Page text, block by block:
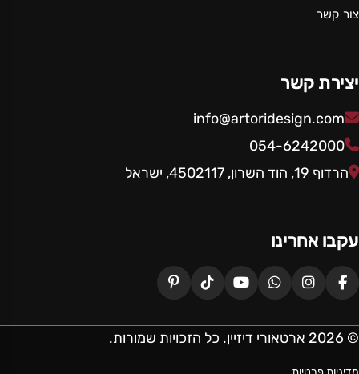
צור קשר
יצירת קשר
info@artoridesign.com
054-6242000
הרדוף 19, הוד השרון, 4502117, ישראל
עקבו אחרינו
© 2026 ארטאורי דיזיין. כל הזכויות שמורות.